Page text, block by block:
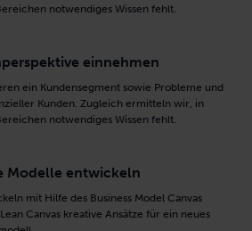
notwendiges Wissen fehlt.
einnehmen
ein Kundensegment sowie Probleme und
Kunden. Zugleich ermitteln wir, in
notwendiges Wissen fehlt.
Modelle entwickeln
mit Hilfe des Business Model Canvas
Canvas kreative Ansätze für ein neues